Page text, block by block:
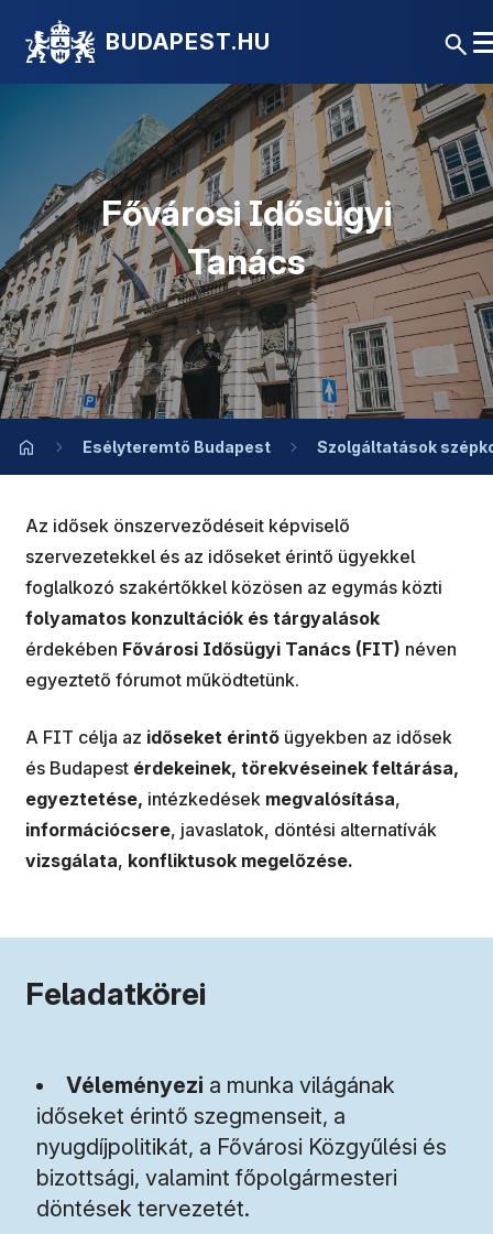
BUDAPEST.HU
Fővárosi Idősügyi
Tanács
Esélyteremtő Budapest Szolgáltatások
Az idősek önszerveződéseit képviselő
szervezetekkel és az időseket érintő ügyekkel
foglalkozó szakértőkkel közösen az egymás közti
folyamatos konzultációk és tárgyalások
érdekében Fővárosi Idősügyi Tanács (FIT) néven
egyeztető fórumot működtetünk.
A FIT célja az időseket érintő ügyekben az idősek
és Budapest érdekeinek, törekvéseinek feltárása,
egyeztetése, intézkedések megvalósítása,
információcsere, javaslatok, döntési alternatívák
vizsgálata, konfliktusok megelőzése.
Feladatkörei
Véleményezi a munka világának
időseket érintő szegmenseit, a
nyugdíjpolitikát, a Fővárosi Közgyűlési és
bizottsági, valamint főpolgármesteri
döntések tervezetét.